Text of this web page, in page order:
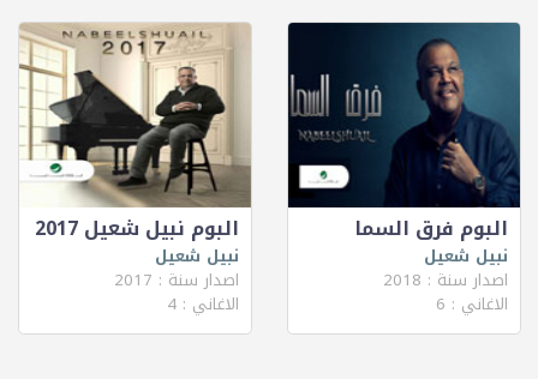
البوم فرق السما
نبيل شعيل
اصدار سنة : 2018
الاغاني : 6
البوم نبيل شعيل 2017
نبيل شعيل
اصدار سنة : 2017
الاغاني : 4